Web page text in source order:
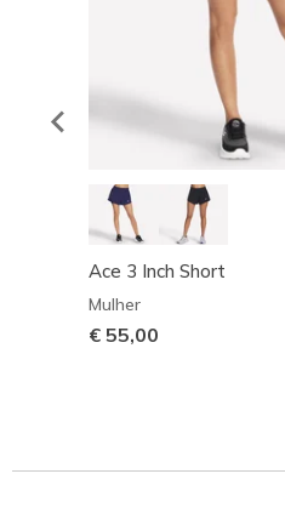
Ace 3 Inch Short
Mulher
€ 55,00